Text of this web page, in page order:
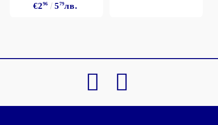
€296 579лв.